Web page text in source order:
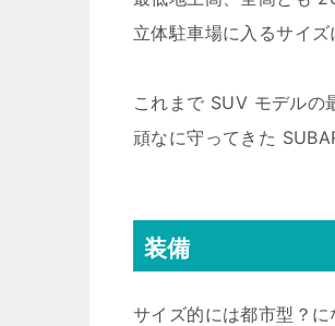
立体駐車場に入るサイズ
これまで SUV モデル
頑なに守ってきた
装備
サイズ的には都市型？に